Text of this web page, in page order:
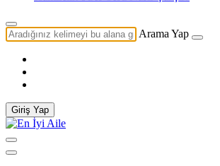
Arama Yap
Giriş Yap